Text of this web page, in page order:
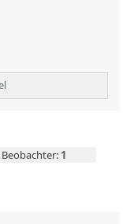
Beobachter: 1